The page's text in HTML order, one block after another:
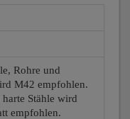
Rohre und
M42 empfohlen.
Stähle wird
empfohlen.